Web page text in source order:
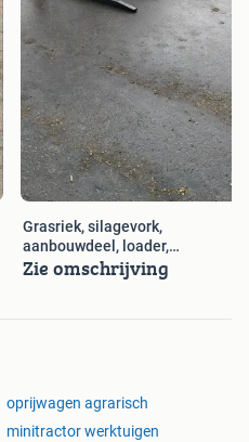
Grasriek, silagevork,
aanbouwdeel, loader,
shovel,kuilen,
Zie omschrijving
oprijwagen agrarisch
minitractor werktuigen